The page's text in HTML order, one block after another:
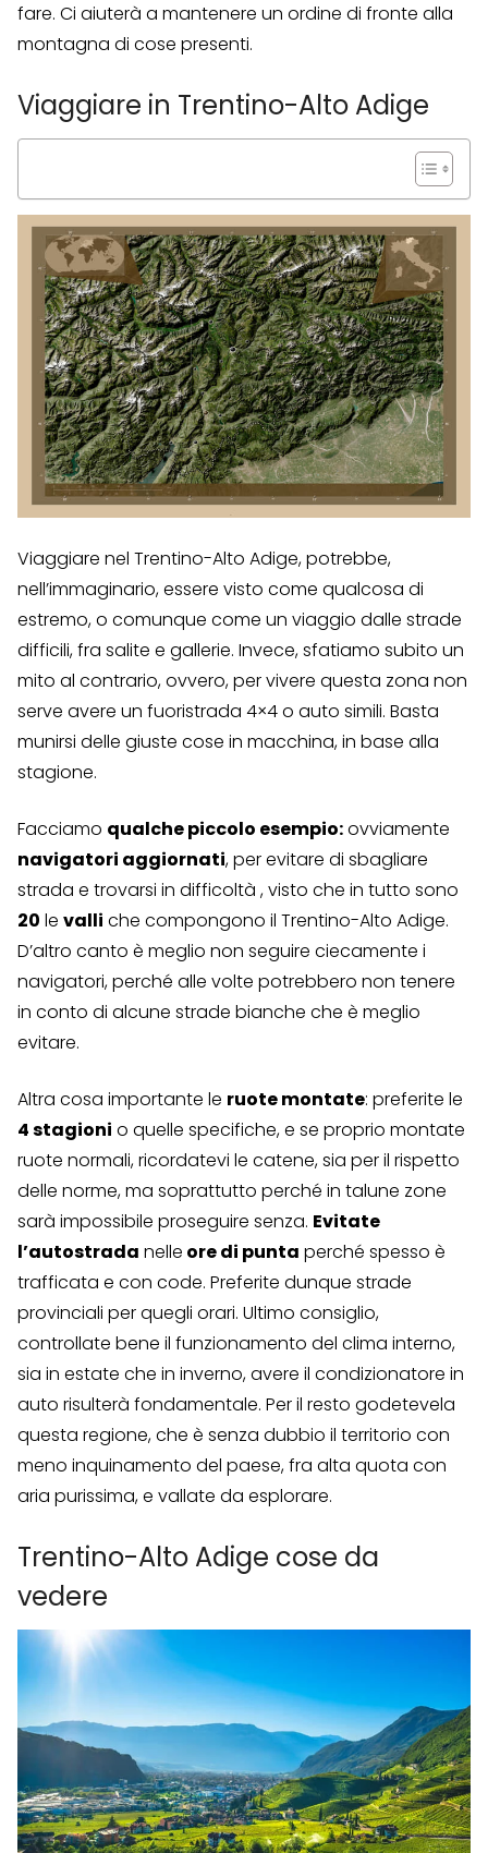
fare. Ci aiuterà a mantenere un ordine di fronte alla
montagna di cose presenti.
Viaggiare in Trentino-Alto Adige
Viaggiare nel Trentino-Alto Adige, potrebbe,
nell’immaginario, essere visto come qualcosa di
estremo, o comunque come un viaggio dalle strade
difficili, fra salite e gallerie. Invece, sfatiamo subito un
mito al contrario, ovvero, per vivere questa zona non
serve avere un fuoristrada 4×4 o auto simili. Basta
munirsi delle giuste cose in macchina, in base alla
stagione.
Facciamo qualche piccolo esempio:ovviamente
navigatori aggiornati, per evitare di sbagliare
strada e trovarsi in difficoltà , visto che in tutto sono
20 le valli che compongono il Trentino-Alto Adige.
D’altro canto è meglio non seguire ciecamente i
navigatori, perché alle volte potrebbero non tenere
in conto di alcune strade bianche che è meglio
evitare.
Altra cosa importante le ruote montate: preferite le
4 stagioni o quelle specifiche, e se proprio montate
ruote normali, ricordatevi le catene, sia per il rispetto
delle norme, ma soprattutto perché in talune zone
sarà impossibile proseguire senza. Evitate
l’autostrada nelle ore di punta perché spesso è
trafficata e con code. Preferite dunque strade
provinciali per quegli orari. Ultimo consiglio,
controllate bene il funzionamento del clima interno,
sia in estate che in inverno, avere il condizionatore in
auto risulterà fondamentale. Per il resto godetevela
questa regione, che è senza dubbio il territorio con
meno inquinamento del paese, fra alta quota con
aria purissima, e vallate da esplorare.
Trentino-Alto Adige cose da
vedere